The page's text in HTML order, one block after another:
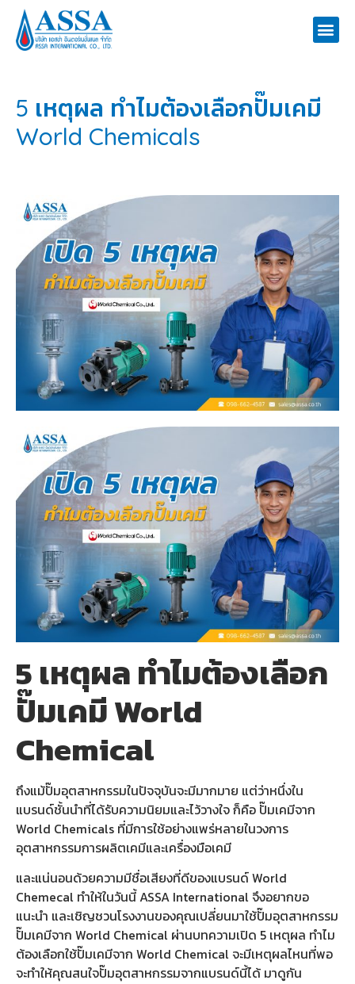
5 เหตุผล ทำไมต้องเลือกปั๊มเคมี
World Chemicals
5 เหตุผล ทำไมต้องเลือก
ปั๊มเคมี World
Chemical
ถึงแม้ปั๊มอุตสาหกรรมในปัจจุบันจะมีมากมาย แต่ว่าหนึ่งใน
แบรนด์ชั้นนำที่ได้รับความนิยมและไว้วางใจ ก็คือ ปั๊มเคมีจาก
World Chemicals ที่มีการใช้อย่างแพร่หลายในวงการ
อุตสาหกรรมการผลิตเคมีและเครื่องมือเคมี
และแน่นอนด้วยความมีชื่อเสียงที่ดีของแบรนด์ World
Chemecal ทำให้ในวันนี้ ASSA International จึงอยากขอ
แนะนำ และเชิญชวนโรงงานของคุณเปลี่ยนมาใช้ปั๊มอุตสาหกรรม
ปั๊มเคมีจาก World Chemical ผ่านบทความเปิด 5 เหตุผล ทำไม
ต้องเลือกใช้ปั๊มเคมีจาก World Chemical จะมีเหตุผลไหนที่พอ
จะทำให้คุณสนใจปั๊มอุตสาหกรรมจากแบรนด์นี้ได้ มาดูกัน